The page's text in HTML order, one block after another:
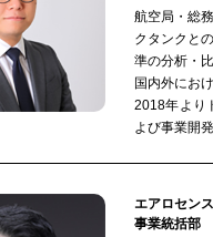
航空局・総
クタンクと
準の分析・
国内外にお
2018年より
よび事業開
エアロセン
事業統括部